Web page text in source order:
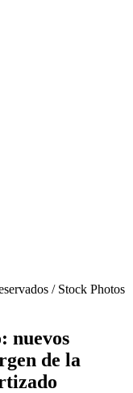
/ Stock Photos
nuevos
de la